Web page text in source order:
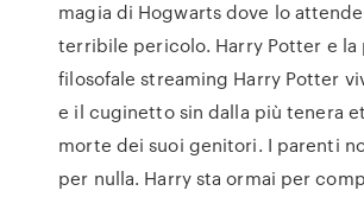
magia di Hogwarts dove lo
terribile pericolo. Harry Potter e la
filosofale streaming Harry Potter
e il cuginetto sin dalla più tenera
morte dei suoi genitori. I parenti
per nulla. Harry sta ormai per